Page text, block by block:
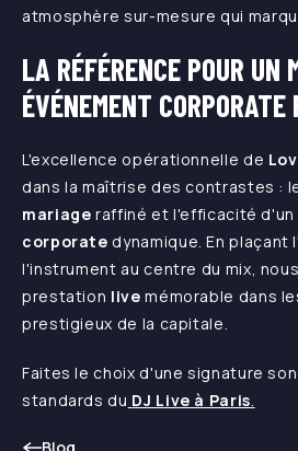
atmosphère sur-mesure qui
LA RÉFÉRENCE POUR UN
ÉVÉNEMENT CORPORATE
L'excellence opérationnelle de
dans la maîtrise des contrastes :
mariage raffiné et l'efficacité d'un
corporate dynamique. En plaçant
l'instrument au centre du mix,
prestation live mémorable dans
prestigieux de la capitale.
Faites le choix d'une signature
standards du DJ Live à Paris.